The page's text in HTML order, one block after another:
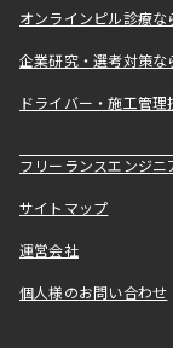
オンラインピル診療な
企業研究・選考対策
ドライバー・施工管
フリーランスエンジニ
サイトマップ
運営会社
個人様のお問い合わせ